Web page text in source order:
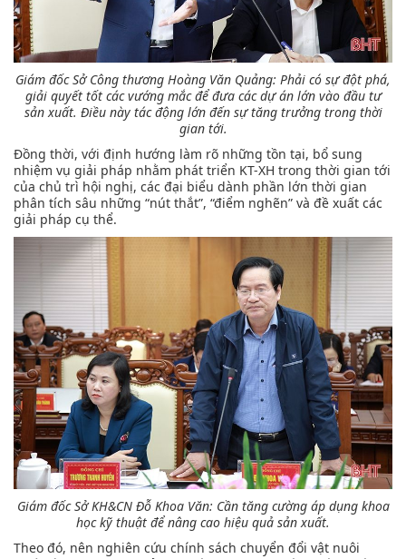
Giám đốc Sở Công thương Hoàng Văn Quảng: Phải có sự đột phá,
giải quyết tốt các vướng mắc để đưa các dự án lớn vào đầu tư
sản xuất. Điều này tác động lớn đến sự tăng trưởng trong thời
gian tới.
Đồng thời, với định hướng làm rõ những tồn tại, bổ sung
nhiệm vụ giải pháp nhằm phát triển KT-XH trong thời gian tới
của chủ trì hội nghị, các đại biểu dành phần lớn thời gian
phân tích sâu những “nút thắt”, “điểm nghẽn” và đề xuất các
giải pháp cụ thể.
Giám đốc Sở KH&CN Đỗ Khoa Văn: Cần tăng cường áp dụng khoa
học kỹ thuật để nâng cao hiệu quả sản xuất.
Theo đó, nên nghiên cứu chính sách chuyển đổi vật nuôi